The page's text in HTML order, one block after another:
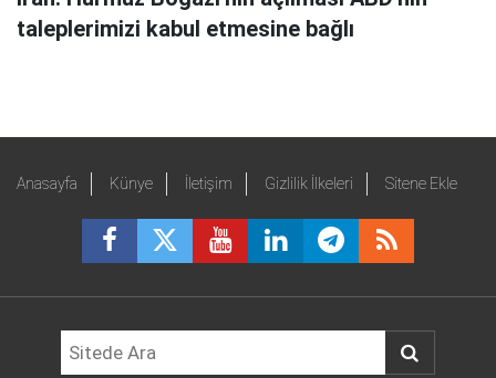
taleplerimizi kabul etmesine bağlı
Anasayfa Künye İletişim Gizlilik İlkeleri Sitene Ekle